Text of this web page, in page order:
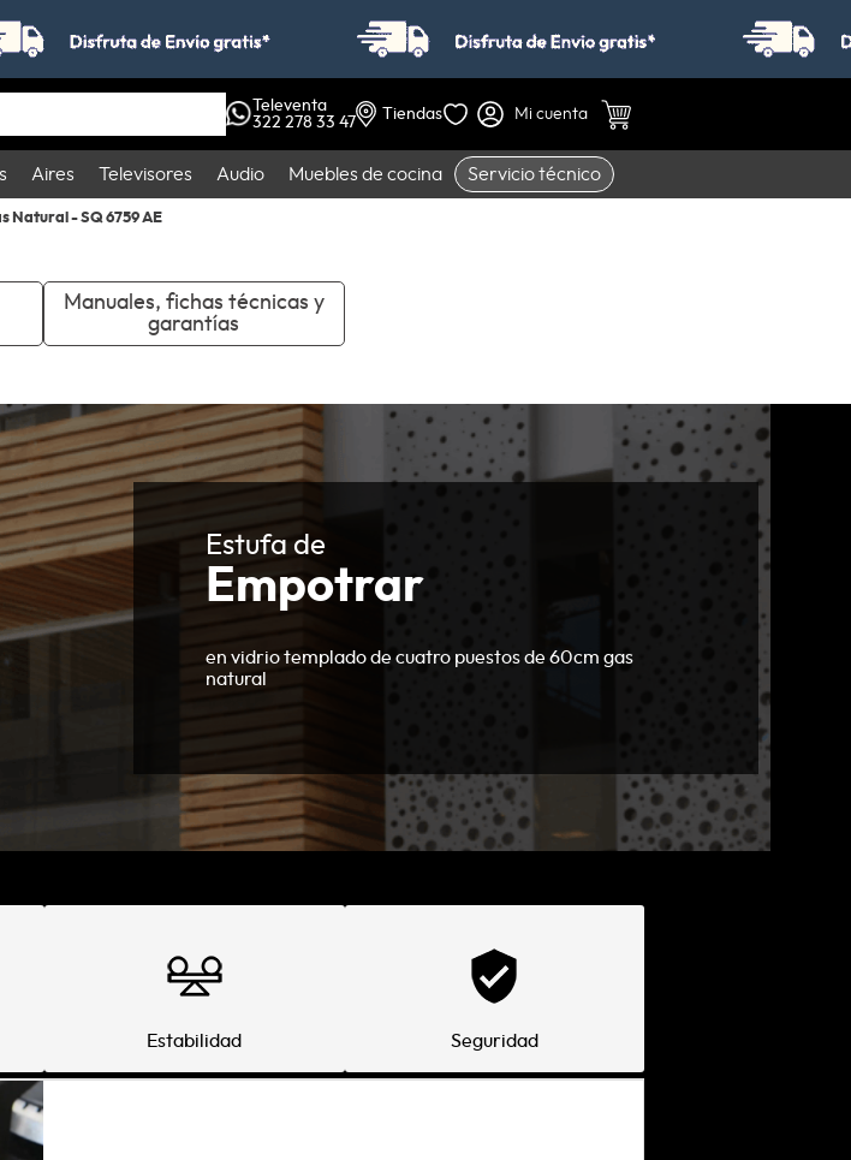
Televenta
322 278 33 47
Tiendas
Aires Televisores Audio Muebles de cocina Servicio técnico
Natural - SQ 6759 AE
Manuales, fichas técnicas y
garantías
Estufa de
Empotrar
en vidrio templado de cuatro puestos de 60cm gas
natural
Estabilidad Seguridad